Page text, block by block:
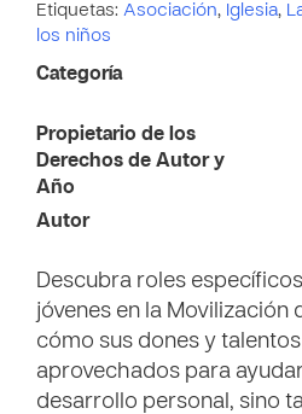
Etiquetas: Asociación, Iglesia,
los niños
Categoría
Propietario de los
Derechos de Autor y
Año
Autor
Descubra roles
jóvenes en la Movilización
cómo sus dones y
aprovechados para
desarrollo personal, sino